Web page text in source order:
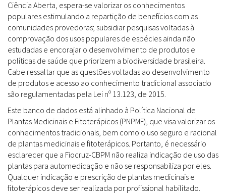
Ciência Aberta, espera-se valorizar os conhecimentos
populares estimulando a repartição de benefícios com as
comunidades provedoras; subsidiar pesquisas voltadas à
comprovação dos usos populares de espécies ainda não
estudadas e encorajar o desenvolvimento de produtos e
políticas de saúde que priorizem a biodiversidade brasileira.
Cabe ressaltar que as questões voltadas ao desenvolvimento
de produtos e acesso ao conhecimento tradicional associado
são regulamentadas pela Lei nº 13.123, de 2015.
Este banco de dados está alinhado à Política Nacional de
Plantas Medicinais e Fitoterápicos (PNPMF), que visa valorizar os
conhecimentos tradicionais, bem como o uso seguro e racional
de plantas medicinais e fitoterápicos. Portanto, é necessário
esclarecer que a Fiocruz-CBPM não realiza indicação de uso das
plantas para automedicação e não se responsabiliza por eles.
Qualquer indicação e prescrição de plantas medicinais e
fitoterápicos deve ser realizada por profissional habilitado.